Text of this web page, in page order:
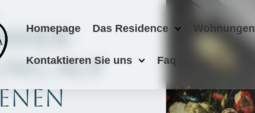
Homepage Das Residence Wohnungen
Kontaktieren Sie uns Faq
AUF